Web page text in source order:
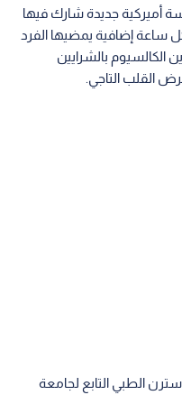
أميركية جديدة شارك فيها
إضافية يمضيها الفرد
بنسبة 12% في تكوين الكالسيوم بالشرايين
القلب التاجي.
الطبي التابع لجامعة